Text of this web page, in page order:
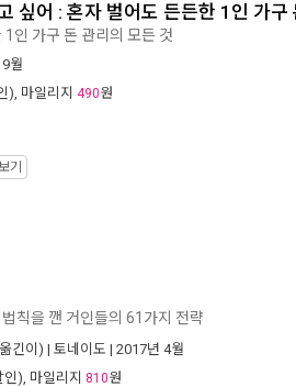
싶어 : 혼자 벌어도 든든한 1인 가구
인 가구 돈 관리의 모든 것
월
), 마일리지 490원
기
칙을 깬 거인들의 61가지 전략
긴이) | 토네이도 | 2017년 4월
인), 마일리지 810원